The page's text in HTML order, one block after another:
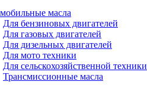
масла
Для бензиновых двигателей
Для газовых двигателей
Для дизельных двигателей
Для мото техники
Для сельскохозяйственной техники
Трансмиссионные масла